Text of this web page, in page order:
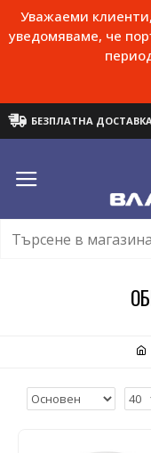
Уважаеми
уведомяваме, че
БЕЗПЛАТНА